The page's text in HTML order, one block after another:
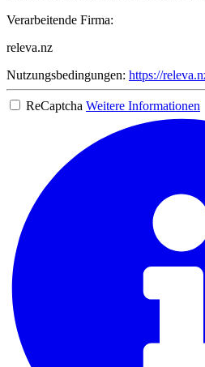
Verarbeitende Firma:
releva.nz
Nutzungsbedingungen: https://
ReCaptcha Weitere Informationen